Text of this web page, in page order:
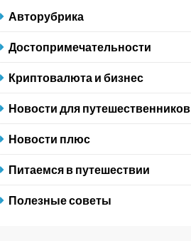
Авторубрика
Достопримечательности
Криптовалюта и бизнес
Новости для путешественников
Новости плюс
Питаемся в путешествии
Полезные советы